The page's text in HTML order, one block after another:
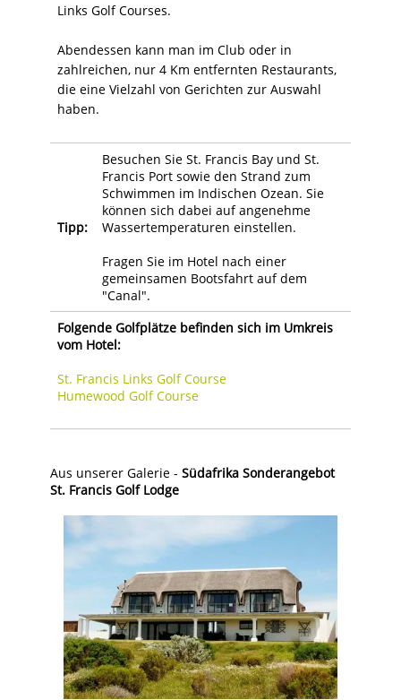
Links Golf Courses.
Abendessen kann man im Club oder in
zahlreichen, nur 4 Km entfernten Restaurants,
die eine Vielzahl von Gerichten zur Auswahl
haben.
Tipp:
Besuchen Sie St. Francis Bay und St.
Francis Port sowie den Strand zum
Schwimmen im Indischen Ozean. Sie
können sich dabei auf angenehme
Wassertemperaturen einstellen.
Fragen Sie im Hotel nach einer
gemeinsamen Bootsfahrt auf dem
"Canal".
Folgende Golfplätze befinden sich im Umkreis
vom Hotel:
St. Francis Links Golf Course
Humewood Golf Course
Aus unserer Galerie - Südafrika Sonderangebot
St. Francis Golf Lodge